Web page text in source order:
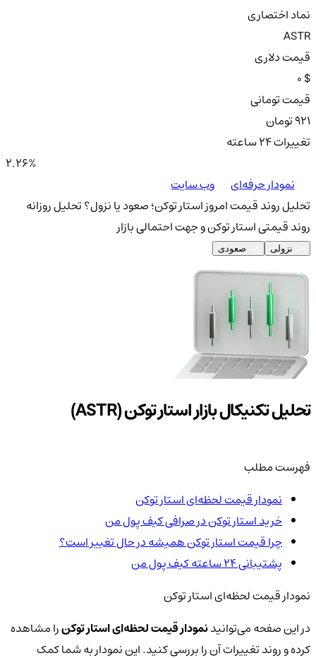
نماد اختصاری
ASTR
قیمت دلاری
0 $
قیمت تومانی
921 تومان
تغییرات ۲۴ ساعته
2.26%
نمودار حرفه‌ای
وب سایت
تحلیل روند قیمت امروز استار توکن؛ صعود یا نزول؟تحلیل روزانه
روند قیمتی استار توکن و جهت احتمالی بازار
نزولی صعودی
تحلیل تکنیکال بازار استار توکن (ASTR)
فهرست مطلب
نمودار قیمت لحظه‌ای استار توکن
خرید استار توکن در صرافی کیف پول من
چرا قیمت استار توکن همیشه در حال تغییر است؟
پشتیبانی ۲۴ ساعته کیف پول من
نمودار قیمت لحظه‌ای استار توکن
در این صفحه می‌توانیدنمودار قیمت لحظه‌ای استار توکنرا مشاهده
کرده و روند تغییرات آن را بررسی کنید. این نمودار به شما کمک